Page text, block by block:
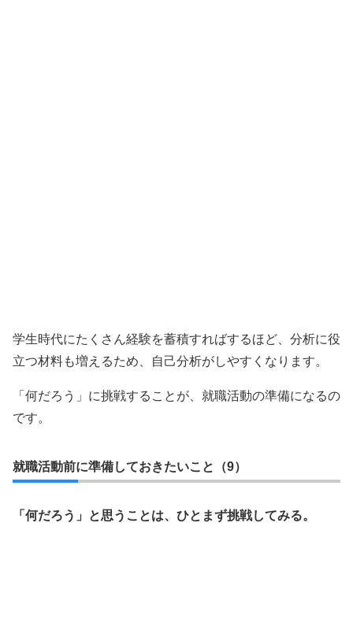
学生時代にたくさん経験を蓄積すればするほど、分析に役
立つ材料も増えるため、自己分析がしやすくなります。
「何だろう」に挑戦することが、就職活動の準備になるの
です。
就職活動前に準備しておきたいこと（9）
「何だろう」と思うことは、ひとまず挑戦してみる。